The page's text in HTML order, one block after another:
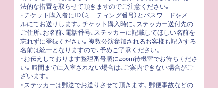
法的な措置を取らせて頂きますのでご注意ください。
・チケット購入者にID（ミーティング番号）とパスワードをメー
ルにてお送りします。チケット購入時に、ステッカー送付先の
ご住所、お名前、電話番号、ステッカーに記載してほしい名前を
忘れずに登録ください。複数公演参加されるお客様も記入する
名前は統一となりますので、予めご了承ください。
・お伝えしております整理番号順にzoom待機室でお待ちくださ
い。時間までに入室されない場合は、ご案内できない場合がご
ざいます。
・ステッカーは郵送でお送りさせて頂きます。郵便事故などの